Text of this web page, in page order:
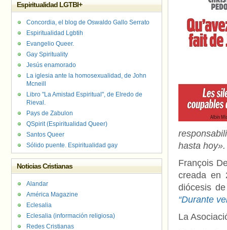
hasta hoy».
François
creada en
diócesis
“Durante
La
Espiritualidad LGTBI+
Concordia, el blog de Oswaldo Gallo Serrato
Espiritualidad Lgbtih
Evangelio Queer.
Gay Spirituality
Jesús enamorado
La iglesia ante la homosexualidad, de John
Mcneill
Libro "La Amistad Espiritual", de Elredo de
Rieval.
Pays de Zabulon
QSpirit (Espiritualidad Queer)
Santos Queer
Sólido puente. Espiritualidad gay
Noticias Cristianas
Alandar
América Magazine
Eclesalia
Eclesalia (información religiosa)
Redes Cristianas